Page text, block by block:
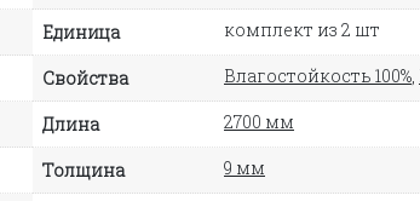
Единица комплект из 2 шт
Свойства Влагостойкость 100%,
Длина 2700 мм
Толщина 9 мм